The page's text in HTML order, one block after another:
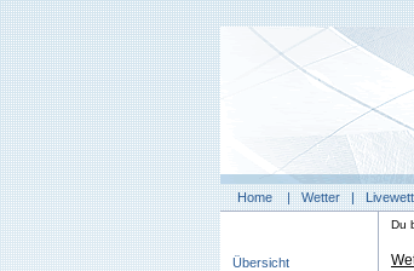
Home|Wetter|
Übersicht
Du